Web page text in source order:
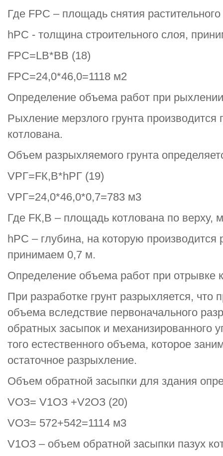
Где FPC – площадь снятия
hPC - толщина строительного слоя,
FPC=LB*BB (18)
FPC=24,0*46,0=1118 м2
Определение объема работ при рыхлении
Рыхление мерзлого грунта
котлована.
Объем разрыхляемого грунта
VPГ=FК,В*hPГ (19)
VPГ=24,0*46,0*0,7=783 м3
Где FК,В – площадь котлована по верху,
hPC – глубина, на которую производится
принимаем 0,7 м.
Определение объема работ при отрывке
При разработке грунт разрыхляется, что
объема вследствие первоначального
обратных засыпок и механизированного
того естественного объема, которое
остаточное разрыхление.
Объем обратной засыпки для здания
VОЗ= V1ОЗ +V2ОЗ (20)
VОЗ= 572+542=1114 м3
V1ОЗ – объем обратной засыпки пазух